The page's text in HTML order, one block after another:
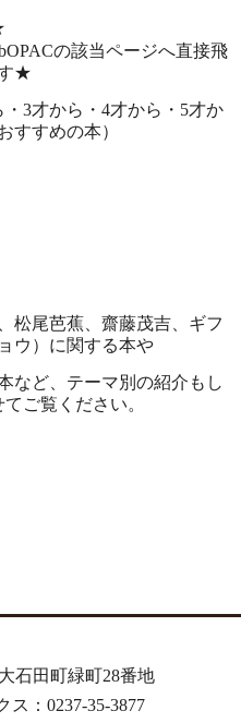
の該当ページへ直接飛
★
・3才から・4才から・5才か
すすめの本）
松尾芭蕉、齋藤茂吉、ギフ
ウ）に関する本や
など、テーマ別の紹介もし
ご覧ください。
石田町緑町28番地
：0237-35-3877